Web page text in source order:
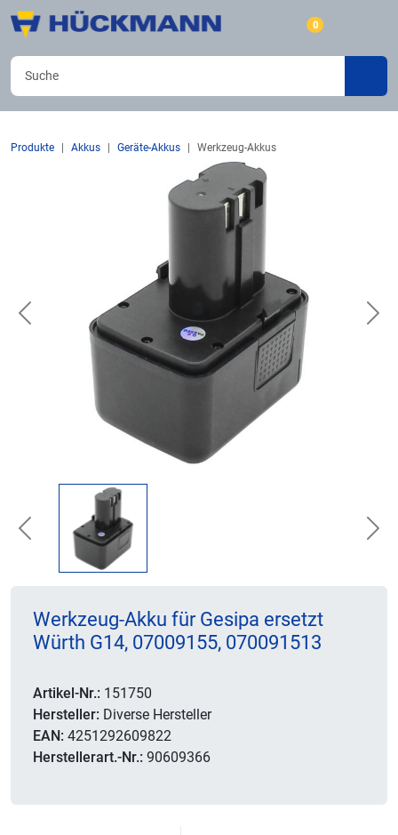
0
Produkte Akkus Geräte-Akkus Werkzeug-Akkus
Previous
Previous
Werkzeug-Akku für Gesipa ersetzt
Würth G14, 07009155, 070091513
Artikel-Nr.: 151750
Hersteller: Diverse Hersteller
EAN: 4251292609822
Herstellerart.-Nr.: 90609366